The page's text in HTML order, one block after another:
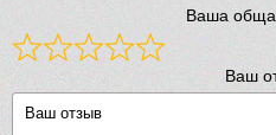
Ваша
Ваш